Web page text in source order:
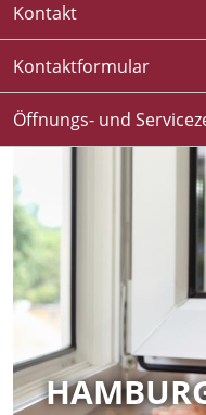
Kontakt
Kontaktformular
Öffnungs- und